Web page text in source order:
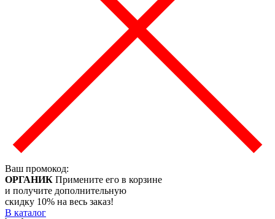
Ваш промокод:
ОРГАНИК Примените его в корзине
и получите дополнительную
скидку 10% на весь заказ!
В каталог